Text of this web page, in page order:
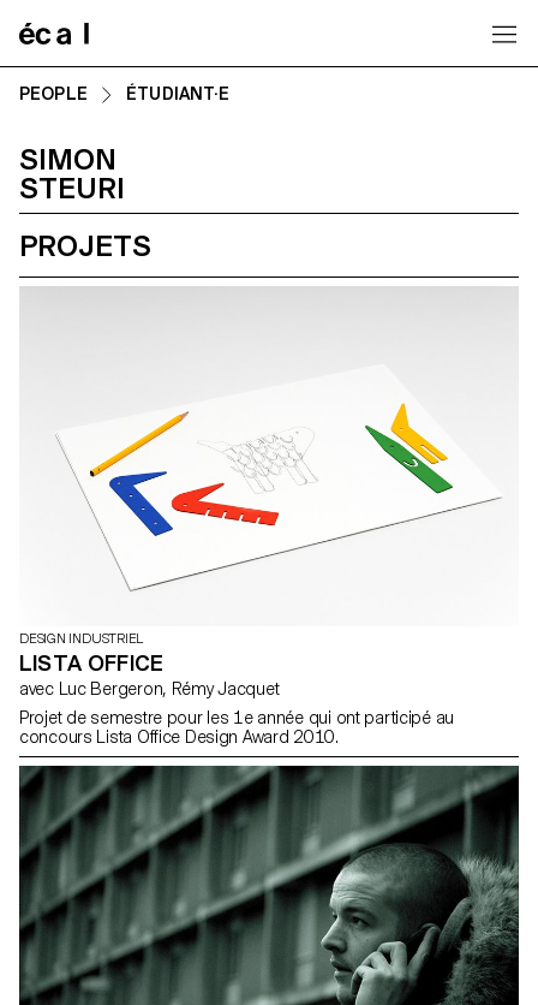
PEOPLE ÉTUDIANT·E
SIMON
STEURI
PROJETS
DESIGN INDUSTRIEL
LISTA OFFICE
avec Luc Bergeron, Rémy Jacquet
Projet de semestre pour les 1e année qui ont participé au
concours Lista Office Design Award 2010.